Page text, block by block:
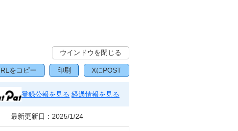
ウインドウを閉じる
をコピー 印刷 XにPOST
登録公報を見る 経過情報を見る
最新更新日： 2025/1/24